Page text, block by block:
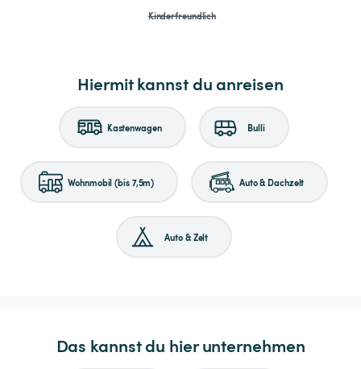
Kinderfreundlich
Hiermit kannst du anreisen
Kastenwagen Bulli
Wohnmobil (bis 7,5m) Auto & Dachzelt
Auto & Zelt
Das kannst du hier unternehmen